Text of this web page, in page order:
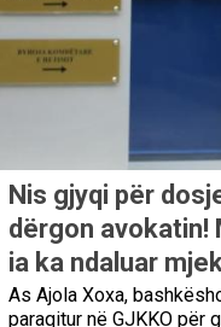
Nis gjyqi për
dërgon avokatin!
ia ka ndaluar
As Ajola Xoxa,
paraqitur në GJKKO për